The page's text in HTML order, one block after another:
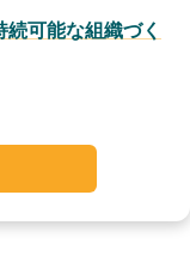
可能な組織づく